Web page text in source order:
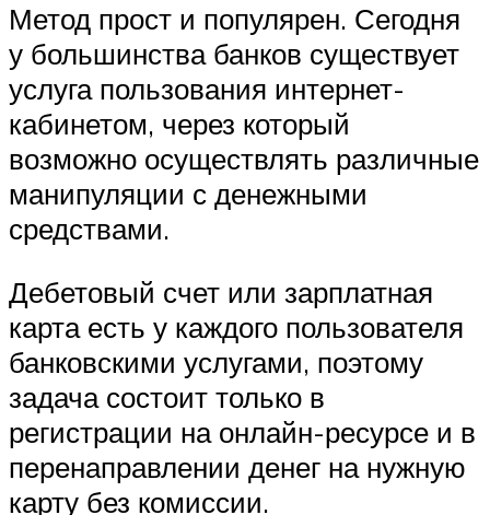
Метод прост и популярен. Сегодня
у большинства банков существует
услуга пользования интернет-
кабинетом, через который
возможно осуществлять различные
манипуляции с денежными
средствами.
Дебетовый счет или зарплатная
карта есть у каждого пользователя
банковскими услугами, поэтому
задача состоит только в
регистрации на онлайн-ресурсе и в
перенаправлении денег на нужную
карту без комиссии.